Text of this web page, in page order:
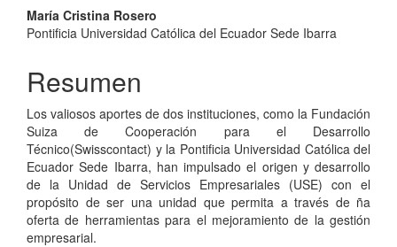
Contenido
principal
del
artículo
María Cristina Rosero
Pontificia Universidad Católica del Ecuador Sede Ibarra
Resumen
Los valiosos aportes de dos instituciones, como la Fundación
Suiza de Cooperación para el Desarrollo
Técnico(Swisscontact) y la Pontificia Universidad Católica del
Ecuador Sede Ibarra, han impulsado el origen y desarrollo
de la Unidad de Servicios Empresariales (USE) con el
propósito de ser una unidad que permita a través de ña
oferta de herramientas para el mejoramiento de la gestión
empresarial.